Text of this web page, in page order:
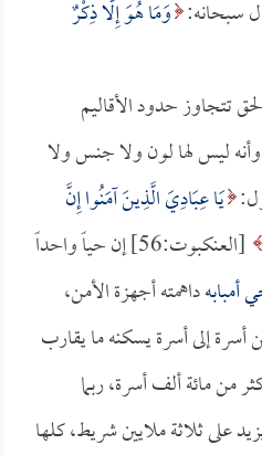
وَمَا هُوَ إِلَّا ذِكْرٌ
تتجاوز حدود الأقاليم
ليس لها لون ولا جنس ولا
يَا عِبَادِيَ الَّذِينَ آمَنُوا إِنَّ
[العنكبوت:56] إن حياً واحداً
أمبابهداهمته أجهزة الأمن،
إلى أسرة يسكنه ما يقارب
من مائة ألف أسرة، ربما
على ثلاثة ملايين شريط، كلها